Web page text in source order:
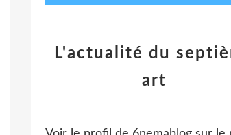
L'actualité du
art